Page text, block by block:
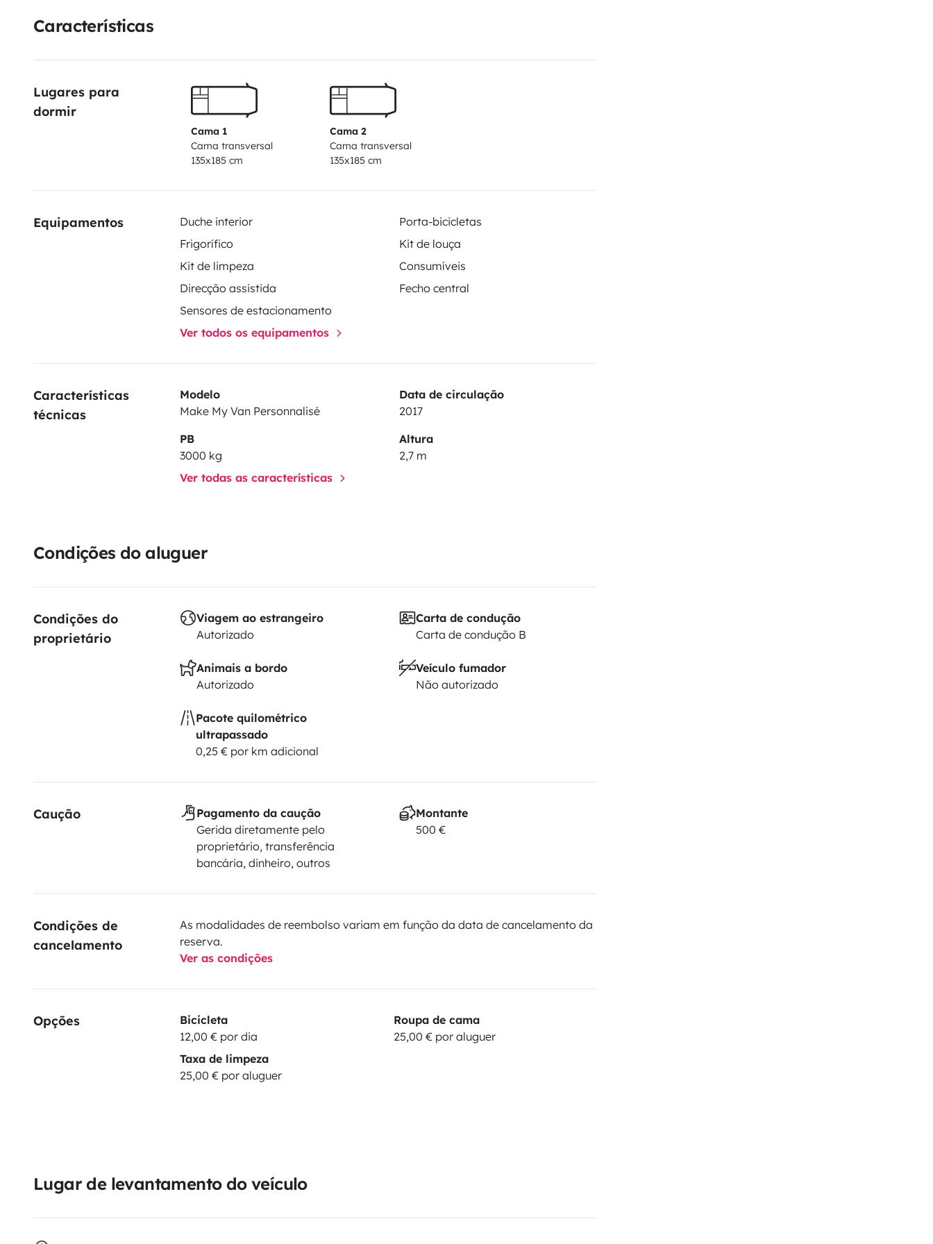
adicional de 20€ por aluguer. Alugo 1 bicicleta de adulto (Riverside Trecking M roda
28'') por 12€/dia e 1 de criança (roda 20'') por 8€/dia. A condução é ótima e os
Características
Lugares para
dormir
Cama 1
Cama transversal
135x185 cm
Cama 2
Cama transversal
135x185 cm
Equipamentos Duche interior
Porta-bicicletas
Frigorífico
Kit de louça
Kit de limpeza
Consumíveis
Direcção assistida
Fecho central
Sensores de estacionamento
Ver todos os equipamentos
Características
técnicas
Modelo
Make My Van Personnalisé
Data de circulação
2017
PB
3000 kg
Altura
2,7 m
Ver todas as características
Condições do aluguer
Condições do
proprietário
Viagem ao estrangeiro
Autorizado
Carta de condução
Carta de condução B
Animais a bordo
Autorizado
Veículo fumador
Não autorizado
Pacote quilométrico
ultrapassado
0,25 € por km adicional
Caução
Pagamento da caução
Gerida diretamente pelo
proprietário, transferência
bancária, dinheiro, outros
Montante
500 €
Condições de
cancelamento
As modalidades de reembolso variam em função da data de cancelamento da
reserva.
Ver as condições
Opções
Bicicleta
12,00 € por dia
Roupa de cama
25,00 € por aluguer
Taxa de limpeza
25,00 € por aluguer
Lugar de levantamento do veículo